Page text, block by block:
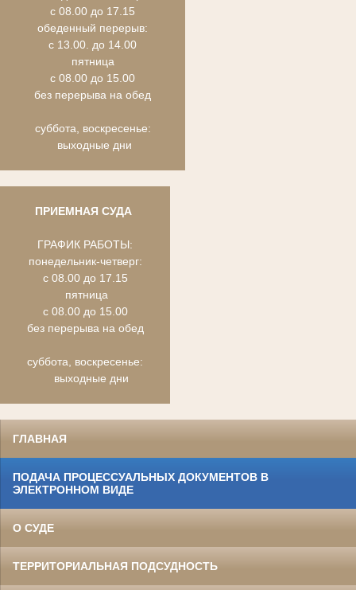
с 08.00 до 17.15
обеденный перерыв:
с 13.00. до 14.00
пятница
с 08.00 до 15.00
без перерыва на обед
суббота, воскресенье:
выходные дни
ПРИЕМНАЯ СУДА
ГРАФИК РАБОТЫ:
понедельник-четверг:
с 08.00 до 17.15
пятница
с 08.00 до 15.00
без перерыва на обед
суббота, воскресенье:
выходные дни
ГЛАВНАЯ
ПОДАЧА ПРОЦЕССУАЛЬНЫХ ДОКУМЕНТОВ В
ЭЛЕКТРОННОМ ВИДЕ
О СУДЕ
ТЕРРИТОРИАЛЬНАЯ ПОДСУДНОСТЬ